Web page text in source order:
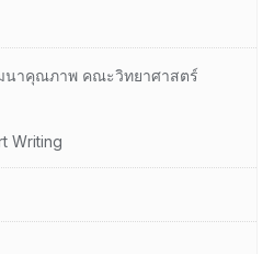
นาคุณภาพ คณะวิทยาศาสตร์
Writing